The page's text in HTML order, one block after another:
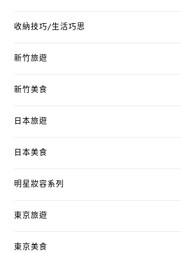
收納技巧/生活巧思
新竹旅遊
新竹美食
日本旅遊
日本美食
明星妝容系列
東京旅遊
東京美食